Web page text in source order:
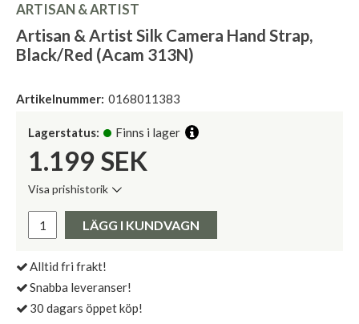
ARTISAN & ARTIST
Artisan & Artist Silk Camera Hand Strap,
Black/Red (Acam 313N)
Artikelnummer: 0168011383
Lagerstatus: Finns i lager
1.199 SEK
Visa prishistorik
Pris:
LÄGG I KUNDVAGN
Alltid fri frakt!
Snabba leveranser!
30 dagars öppet köp!